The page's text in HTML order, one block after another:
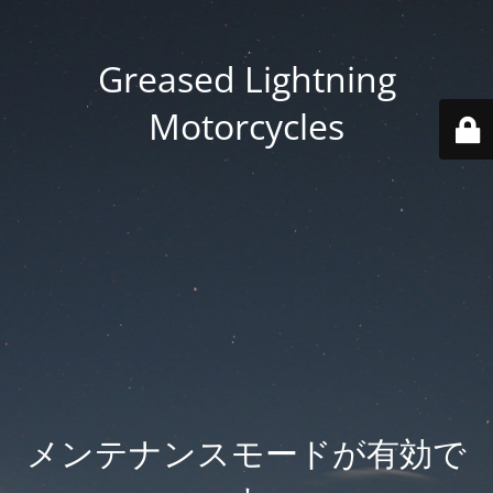
Greased Lightning
Motorcycles
メンテナンスモードが有効で